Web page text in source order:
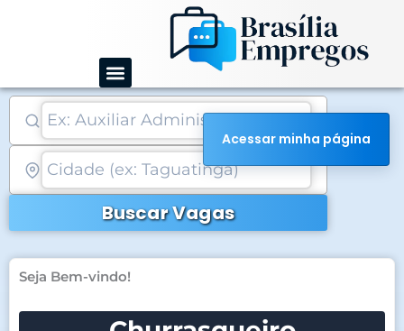
conteúdo
Buscar Vagas
Seja Bem-vindo!
Acessar minha página